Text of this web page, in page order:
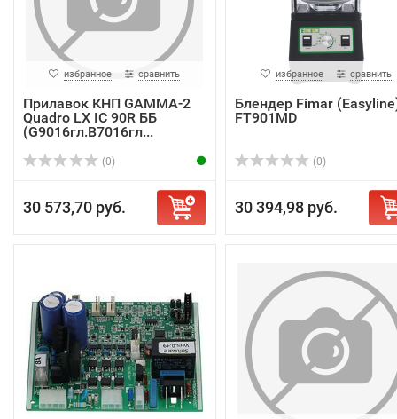
избранное сравнить
Прилавок КНП GAMMA-2
Quadro LX IC 90R ББ
(G9016гл.B7016гл...
(0)
30 573,70 руб.
избранное сравнить
Блендер Fimar
FT901MD
(0)
30 394,98 руб.